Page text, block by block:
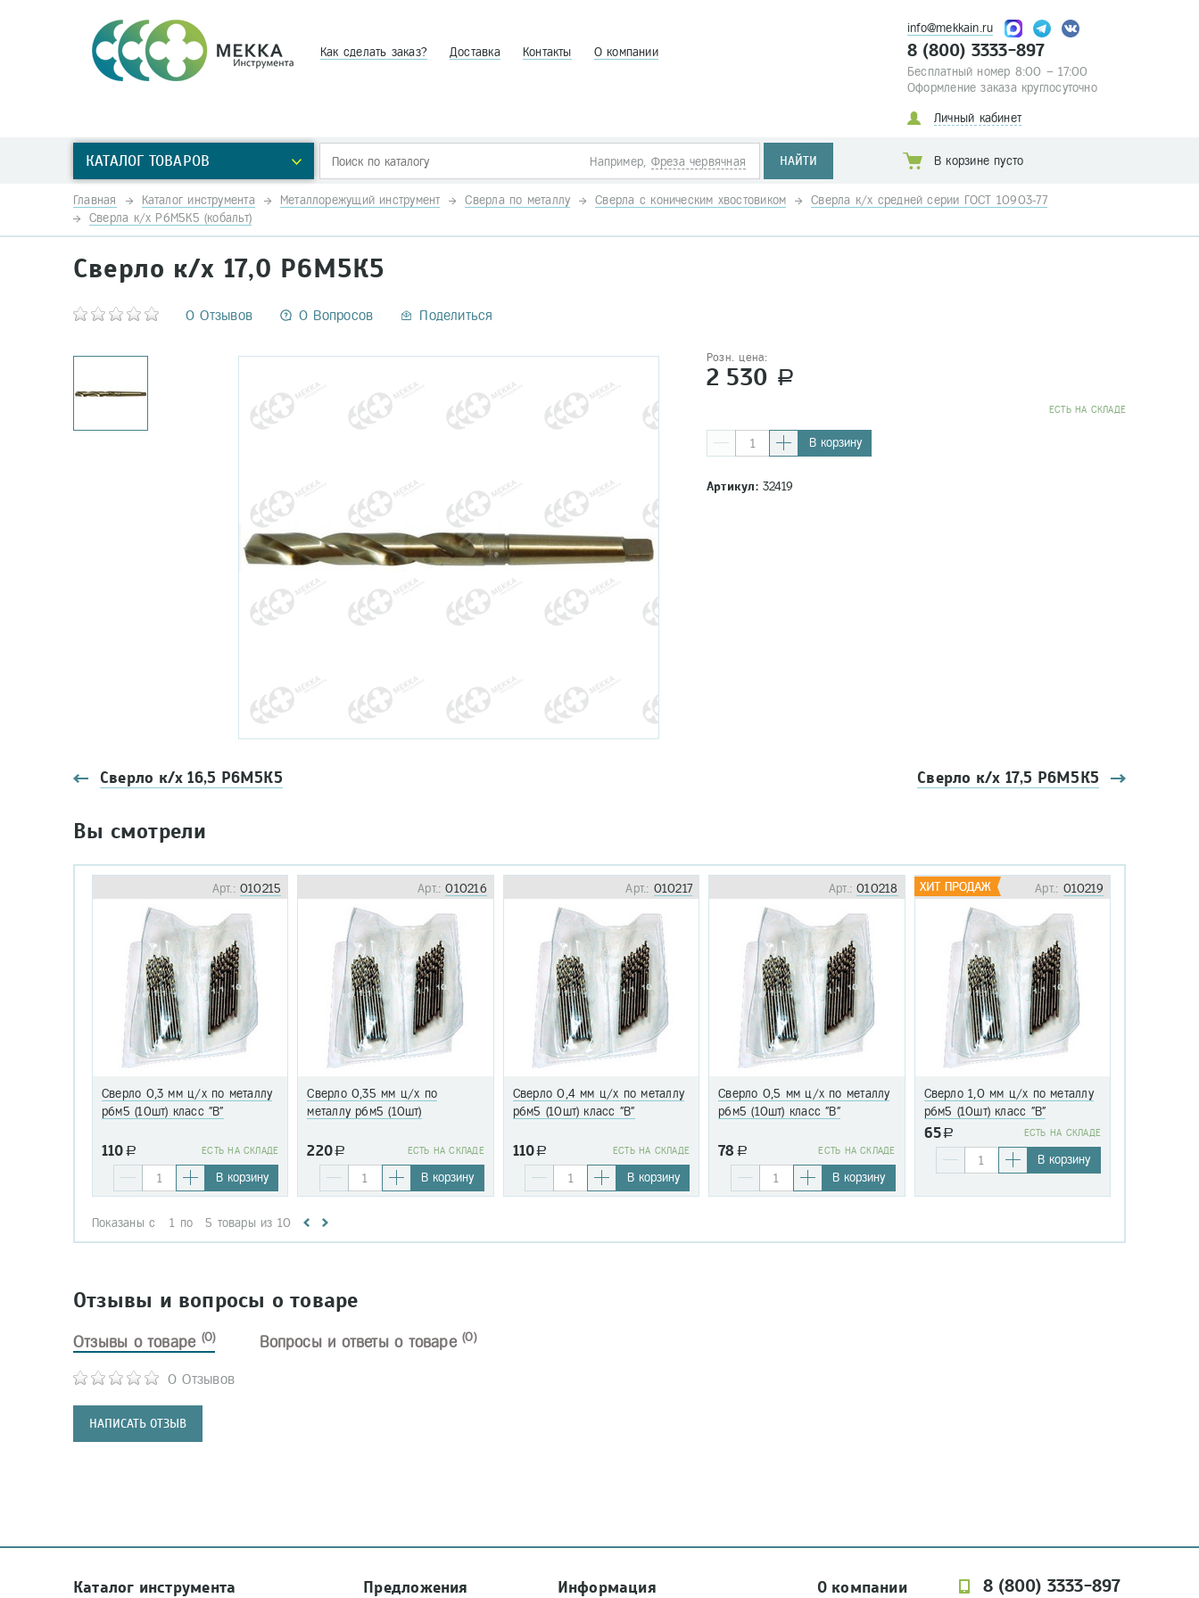
Как сделать заказ? Доставка Контакты О компании
info@mekkain.ru
8 (800) 3333-897
Бесплатный номер 8:00 – 17:00
Оформление заказа круглосуточно
Личный кабинет
КАТАЛОГ ТОВАРОВ Например, Фреза червячная НАЙТИ В корзине пусто
Главная Каталог инструмента Металлорежущий инструмент Сверла по металлу Сверла с коническим хвостовиком
Сверла к/х средней серии ГОСТ 10903-77
Сверла к/х Р6М5К5 (кобальт)
Сверло к/х 17,0 Р6М5К5
0 Отзывов 0 Вопросов Поделиться
Розн. цена:
2 530 a
EСТЬ НА СКЛАДЕ
В корзину
Артикул:32419
Сверло к/х 16,5 Р6М5К5 Сверло к/х 17,5 Р6М5К5
Вы смотрели
Арт.:010215
Сверло 0,3 мм ц/х по металлу
р6м5 (10шт) класс "В"
110 a EСТЬ НА СКЛАДЕ
В корзину
Арт.:010216
Сверло 0,35 мм ц/х по
металлу р6м5 (10шт)
220a EСТЬ НА СКЛАДЕ
В корзину
Арт.: 010217
Сверло 0,4 мм ц/х по металлу
р6м5 (10шт) класс "В"
110a EСТЬ НА СКЛАДЕ
В корзину
Арт.:010218
Сверло 0,5 мм ц/х по металлу
р6м5 (10шт) класс "В"
78 a EСТЬ НА СКЛАДЕ
В корзину
Арт.: 010219
Сверло 1,0 мм ц/х по металлу
р6м5 (10шт) класс "В"
65a EСТЬ НА СКЛАДЕ
В корзину
Показаны с 1 по 5 товары из 10
Отзывы и вопросы о товаре
Отзывы о товаре (0)
0 Отзывов
НАПИСАТЬ ОТЗЫВ
Вопросы и ответы о товаре(0)
Каталог инструмента Предложения Информация О компании 8 (800) 3333-897